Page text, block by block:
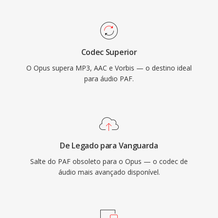
taxas equivalentes. É sua baixa latencia o torna
o codec obrigatório para WebRTC, então todo
navegador moderno já vêm com um
decodificador Opus. WhatsApp, Discord, Zoom
é YouTube utilizam o Opus para áudio em
Codec Superior
O Opus supera MP3, AAC e Vorbis — o destino ideal
para áudio PAF.
De Legado para Vanguarda
Salte do PAF obsoleto para o Opus — o codec de
áudio mais avançado disponível.